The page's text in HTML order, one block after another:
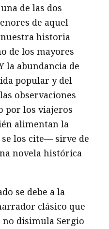
de las dos
de aquel
historia
de los mayores
la abundancia de
popular y del
observaciones
por los viajeros
alimentan la
los cite— sirve de
novela histórica
se debe a la
clásico que
disimula Sergio